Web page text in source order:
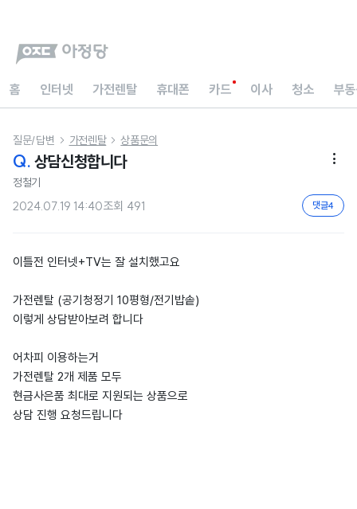
홈 인터넷 가전렌탈 휴대폰 카드 이사 청소 부
질문/답변  가전렌탈  상품문의
Q. 상담신청합니다 
정철기
2024.07.19 14:40조회 491 댓글4
이틀전 인터넷+TV는 잘 설치했고요
가전렌탈 (공기청정기 10평형/전기밥솥)
이렇게 상담받아보려 합니다
어차피 이용하는거
가전렌탈 2개 제품 모두
현금사은품 최대로 지원되는 상품으로
상담 진행 요청드립니다